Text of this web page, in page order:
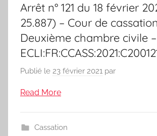
Arrêt n° 121 du 18 février
25.887) – Cour de
Deuxième chambre civile –
Publié le 23 février 2021 par
Read More
Cassation